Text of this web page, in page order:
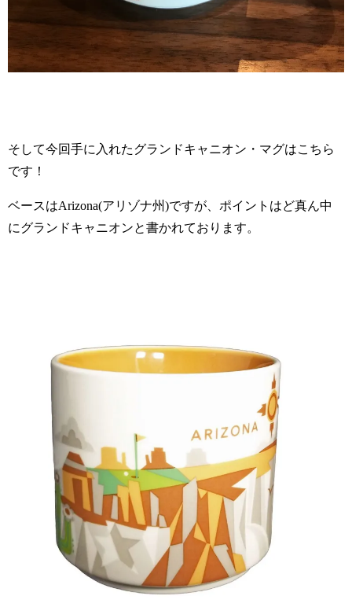
そして今回手に入れたグランドキャニオン・マグはこちら
です！
ベースはArizona(アリゾナ州)ですが、ポイントはど真ん中
にグランドキャニオンと書かれております。